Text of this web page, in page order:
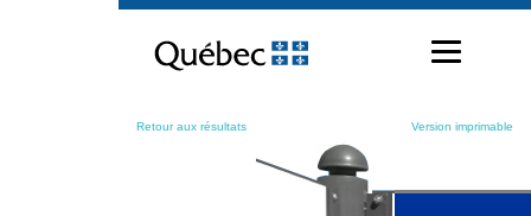
contenu
Retour aux résultats Version imprimable